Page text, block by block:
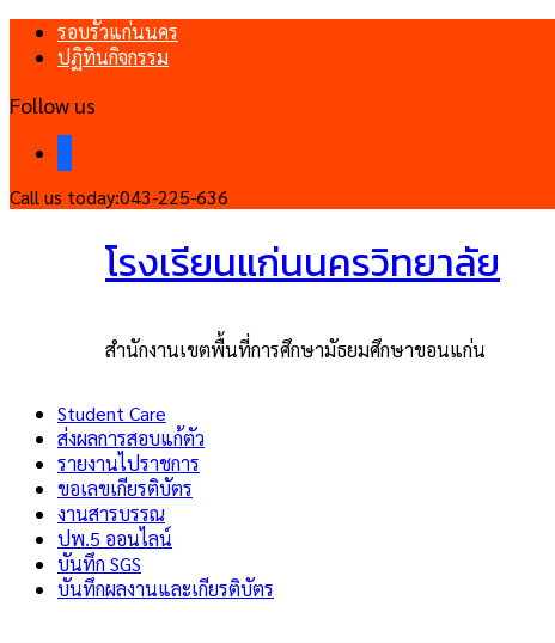
รอบรั้วแก่นนคร
ปฏิทินกิจกรรม
Follow us
Call us today:043-225-636
โรงเรียนแก่นนครวิทยาลัย
สำนักงานเขตพื้นที่การศึกษามัธยมศึกษาขอนแก่น
Student Care
ส่งผลการสอบแก้ตัว
รายงานไปราชการ
ขอเลขเกียรติบัตร
งานสารบรรณ
ปพ.5 ออนไลน์
บันทึก SGS
บันทึกผลงานและเกียรติบัตร